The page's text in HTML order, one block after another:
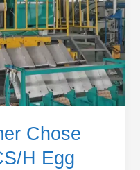
Chose
H Egg